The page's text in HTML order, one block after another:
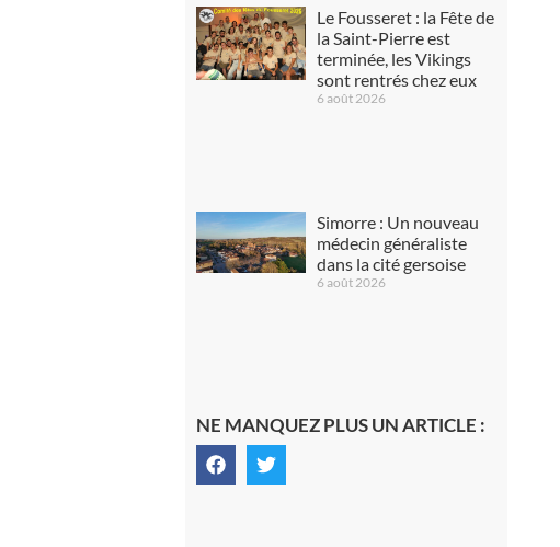
Le Fousseret : la Fête de
la Saint-Pierre est
terminée, les Vikings
sont rentrés chez eux
6 août 2026
Simorre : Un nouveau
médecin généraliste
dans la cité gersoise
6 août 2026
NE MANQUEZ PLUS UN ARTICLE :